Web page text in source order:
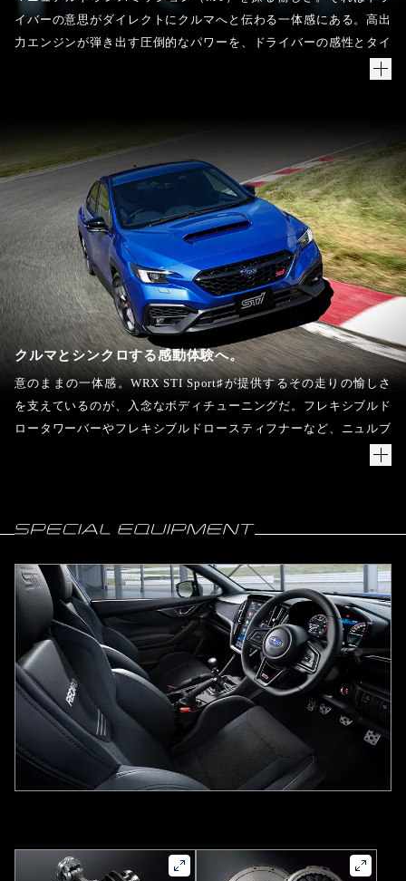
イバーの意思がダイレクトにクルマへと伝わる一体感にある。高出
力エンジンが弾き出す圧倒的なパワーを、ドライバーの感性とタイ
ミングで意のままにコントロールする。重量バランスに優れたパワ
SUBARUはモータースポーツに挑みながら磨き続けてきた。さらに
そのMTの愉しさをより引き立てるために、WRX STI Sport♯には
2.4L直噴ターボのバランスドBOXERを搭載した。量産比で重量公
差を50%低減したピストン&コンロッド、回転バランス公差を低減
したクランクシャフトやフライホイールなどの特別なパーツを組み
込み、より滑らかで鋭い吹け上がりを実現している。バランスド
BOXER×シンメトリカルAWD×6速MT。アクセルペダルを踏み込む
ほどに素早くダイレクトに立ち上がるパワーを、小気味よいシフト
ワークで自ら操る。4輪が路面に張り付くような絶大な安定感でど
こまでも駆け抜ける。この新ユニットが生む究極のパフォーマンス
を、どうか思う存分堪能していただきたい。
クルマとシンクロする感動体験へ。
意のままの一体感。WRX STI Sport♯が提供するその走りの愉しさ
を支えているのが、入念なボディチューニングだ。フレキシブルド
ロータワーバーやフレキシブルドロースティフナーなど、ニュルブ
ルクリンク24時間レースをはじめとした数多くのレースで培った技
輪がしなやかに路面を捉えるフラットライドを強化している。そし
て卓越した運動性能に合わせて、フロントにはbrembo製モノブロ
ック対向6ポットブレーキキャリパー、リヤにはbrembo製モノブロ
ック2ポットブレーキキャリパーのブレーキシステムを搭載。さら
に前後に耐フェード性に優れたドリルドローターを採用し、十分な
制動力と信頼性を確保した。動き出す、ステアリングを切る、加
速・減速する。クルマを操るすべての瞬間で質の違いに驚き感動で
きる、そんな無上のドライビングをあなたに贈りたい。